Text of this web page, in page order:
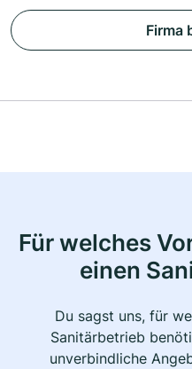
Firma
Für welches
einen
Du sagst uns, für
Sanitärbetrieb
unverbindliche